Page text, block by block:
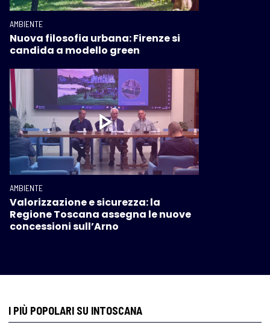
AMBIENTE
Nuova filosofia urbana: Firenze si
candida a modello green
AMBIENTE
Valorizzazione e sicurezza: la
Regione Toscana assegna le nuove
concessioni sull’Arno
I PIÙ POPOLARI SU INTOSCANA